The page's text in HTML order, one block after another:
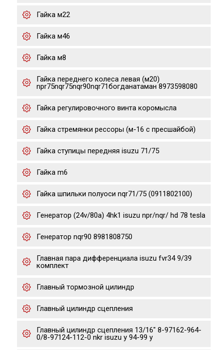
Гайка м22
Гайка м46
Гайка м8
Гайка переднего колеса левая (м20)
npr75nqr75nqr90nqr71богданатаман 8973598080
Гайка регулировочного винта коромысла
Гайка стремянки рессоры (м-16 с пресшайбой)
Гайка ступицы передняя isuzu 71/75
Гайка m6
Гайка шпильки полуоси nqr71/75 (0911802100)
Генератор (24v/80a) 4hk1 isuzu npr/nqr/ hd 78 tesla
Генератор nqr90 8981808750
Главная пара дифференциала isuzu fvr34 9/39
комплект
Главный тормозной цилиндр
Главный цилиндр сцепления
Главный цилиндр сцепления 13/16" 8-97162-964-
0/8-97124-112-0 nkr isuzu y 94-99 y